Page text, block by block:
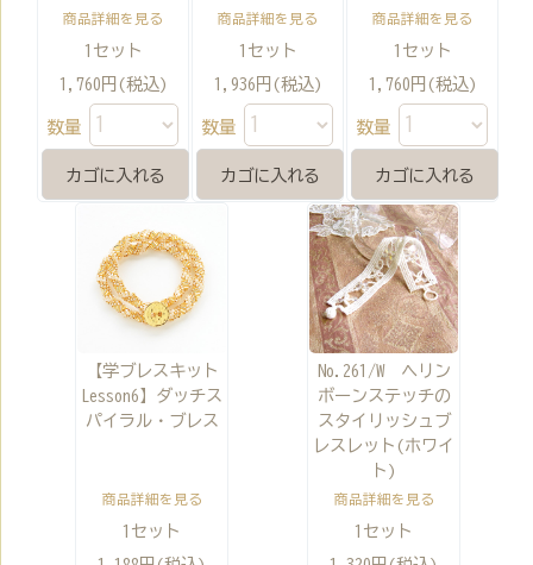
商品詳細を見る
1セット
1,760円(税込)
数量
商品詳細を見る
1セット
1,936円(税込)
数量
商品詳細を見る
1セット
1,760円(税込)
数量
【学ブレスキット
Lesson6】ダッチス
パイラル・ブレス
商品詳細を見る
1セット
No.261/W ヘリン
ボーンステッチの
スタイリッシュブ
レスレット(ホワイ
ト)
商品詳細を見る
1セット